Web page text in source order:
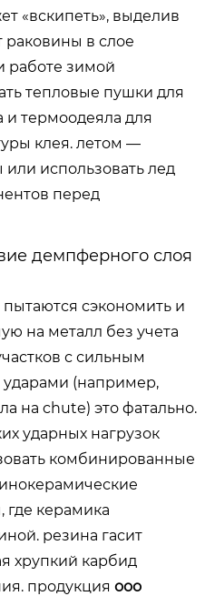
«вскипеть», выделив
раковины в слое
работе зимой
тепловые пушки для
термоодеяла для
клея. летом —
использовать лед
перед
демпферного слоя
сэкономить и
на металл без учета
с сильным
(например,
на chute) это фатально.
ударных нагрузок
комбинированные
где керамика
резина гасит
хрупкий карбид
продукция ооо